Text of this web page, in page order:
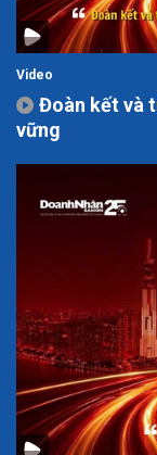
Video
Đoàn kết và
vững